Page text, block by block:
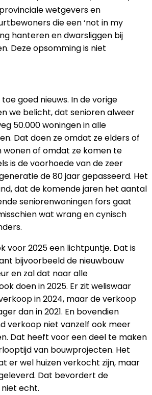
wetgevers en
die een ‘not in my
hanteren en dwarsliggen bij
Deze opsomming is niet
goed nieuws. In de vorige
we belicht, dat senioren alweer
50.000 woningen in alle
Dat doen ze omdat ze elders of
wonen of omdat ze komen te
is de voorhoede van de zeer
de 80 jaar gepasseerd. Het
dat de komende jaren het aantal
seniorenwoningen fors gaat
wat wrang en cynisch
voor 2025 een lichtpuntje. Dat is
bijvoorbeeld de nieuwbouw
en zal dat naar alle
doen in 2025. Er zit weliswaar
in 2024, maar de verkoop
dan in 2021. En bovendien
verkoop niet vanzelf ook meer
Dat heeft voor een deel te maken
van bouwprojecten. Het
er wel huizen verkocht zijn, maar
Dat bevordert de
echt.